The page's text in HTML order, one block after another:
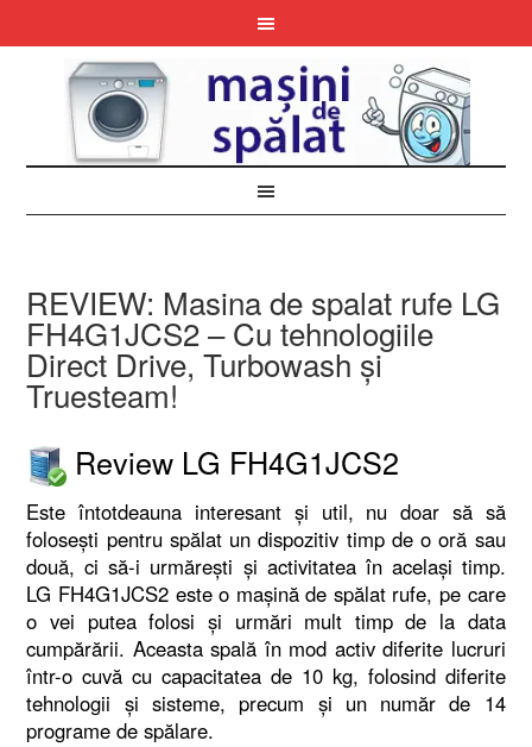
REVIEW: Masina de spalat rufe LG
FH4G1JCS2 – Cu tehnologiile
Direct Drive, Turbowash și
Truesteam!
Review LG FH4G1JCS2
Este întotdeauna interesant și util, nu doar să să
folosești pentru spălat un dispozitiv timp de o oră sau
două, ci să-i urmărești și activitatea în același timp.
LG FH4G1JCS2 este o mașină de spălat rufe, pe care
o vei putea folosi și urmări mult timp de la data
cumpărării. Aceasta spală în mod activ diferite lucruri
într-o cuvă cu capacitatea de 10 kg, folosind diferite
tehnologii și sisteme, precum și un număr de 14
programe de spălare.